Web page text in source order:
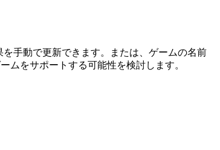
手動で更新できます。または、ゲームの名前
ムをサポートする可能性を検討します。